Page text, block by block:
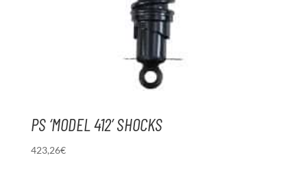
PS ‘MODEL 412’ SHOCKS
423,26€